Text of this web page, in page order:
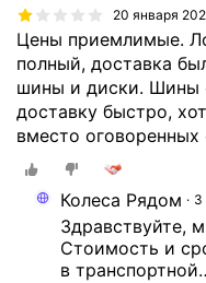
20 января
Цены приемлимые.
полный, доставка
шины и диски. Шины
доставку быстро,
вместо оговоренных
Колеса Рядом 3
Здравствуйте,
Стоимость и
в транспортной